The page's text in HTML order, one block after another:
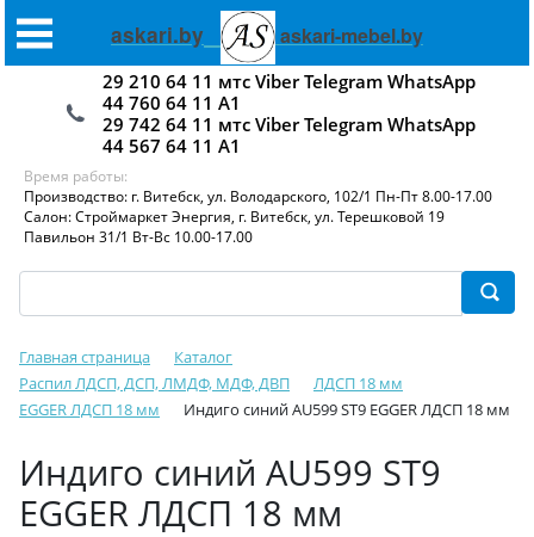
askari.by askari-mebel.by
29 210 64 11 мтс Viber Telegram WhatsApp
44 760 64 11 А1
29 742 64 11 мтс Viber Telegram WhatsApp
44 567 64 11 А1
Время работы:
Производство: г. Витебск, ул. Володарского, 102/1 Пн-Пт 8.00-17.00
Салон: Строймаркет Энергия, г. Витебск, ул. Терешковой 19
Павильон 31/1 Вт-Вс 10.00-17.00
Главная страница
Каталог
Распил ЛДСП, ДСП, ЛМДФ, МДФ, ДВП
ЛДСП 18 мм
EGGER ЛДСП 18 мм
Индиго синий AU599 ST9 EGGER ЛДСП 18 мм
Индиго синий AU599 ST9
EGGER ЛДСП 18 мм